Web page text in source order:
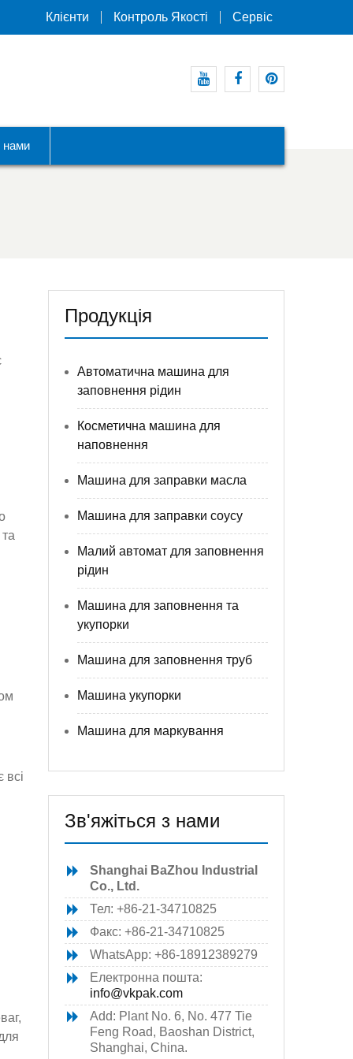
Клієнти Контроль Якості Сервіс
нами
всі
Продукція
Автоматична машина для
заповнення рідин
Косметична машина для
наповнення
Машина для заправки масла
Машина для заправки соусу
Малий автомат для заповнення
рідин
Машина для заповнення та
укупорки
Машина для заповнення труб
Машина укупорки
Машина для маркування
Зв'яжіться з нами
Shanghai BaZhou Industrial
Co., Ltd.
Тел: +86-21-34710825
Факс: +86-21-34710825
WhatsApp: +86-18912389279
Електронна пошта:
info@vkpak.com
Add: Plant No. 6, No. 477 Tie
Feng Road, Baoshan District,
Shanghai, China.